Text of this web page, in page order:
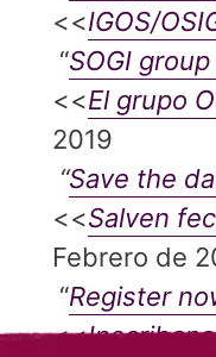
<<IGOS/
“SOGI
<<El grupo
2019
“Save the
<<Salven
Febrero de
“Register
<<